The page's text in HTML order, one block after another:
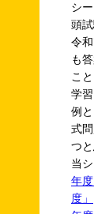
シ
頭
令
も
こ
学
例
式
つと
当
年度
度」